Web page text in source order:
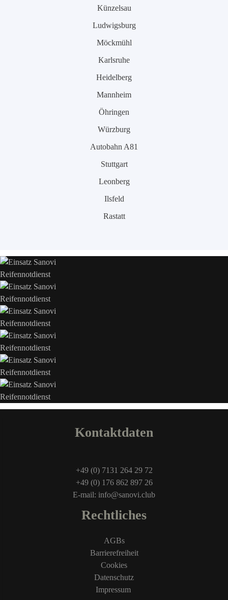
Künzelsau
Ludwigsburg
Möckmühl
Karlsruhe
Heidelberg
Mannheim
Öhringen
Würzburg
Autobahn A81
Stuttgart
Leonberg
Ilsfeld
Rastatt
Kontaktdaten
+49 (0) 7131 264 29 72
+49 (0) 176 862 897 26
E-mail: info@sanovi.club
Rechtliches
AGBs
Barrierefreiheit
Cookies
Datenschutz
Impressum